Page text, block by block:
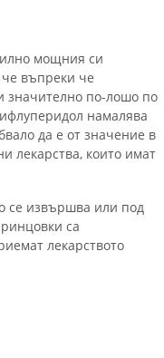
мощния си
въпреки че
значително по-лошо по
намалява
да е от значение в
лекарства, които имат
се извършва или под
са
лекарството